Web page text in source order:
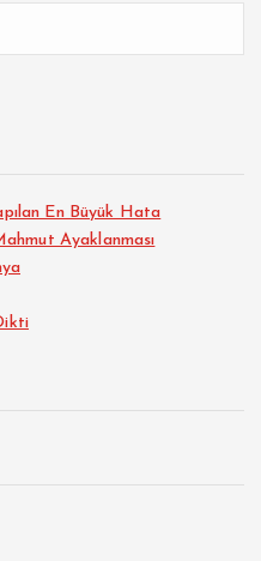
En Büyük Hata
Ayaklanması